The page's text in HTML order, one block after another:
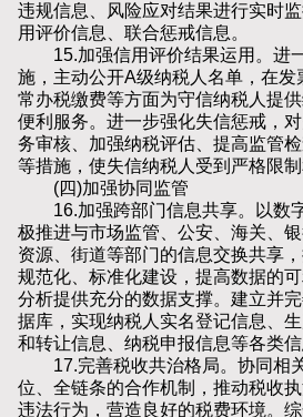
违规信息、风险应对结果进行实时
用评价信息、联合惩戒信息。
15.加强信用评价结果运用。进
施，主动公开A级纳税人名单，在发
常办税缴费等方面为守信纳税人提
便利服务。进一步强化失信惩戒，
务审核、加强纳税评估、提高监管
等措施，使失信纳税人受到严格限制
(四)加强协同监管
16.加强跨部门信息共享。以数
极推进与市场监管、公安、海关、
资源、街道等部门的信息交换共享
规范化、标准化建设，提高数据的
分析提供充分的数据支撑。建立并
据库，实现纳税人实名登记信息、
和转让信息、纳税申报信息等各类信
17.完善税收共治格局。协同相
位、全链条的合作机制，推动税收
违法行为，营造良好的税费环境。